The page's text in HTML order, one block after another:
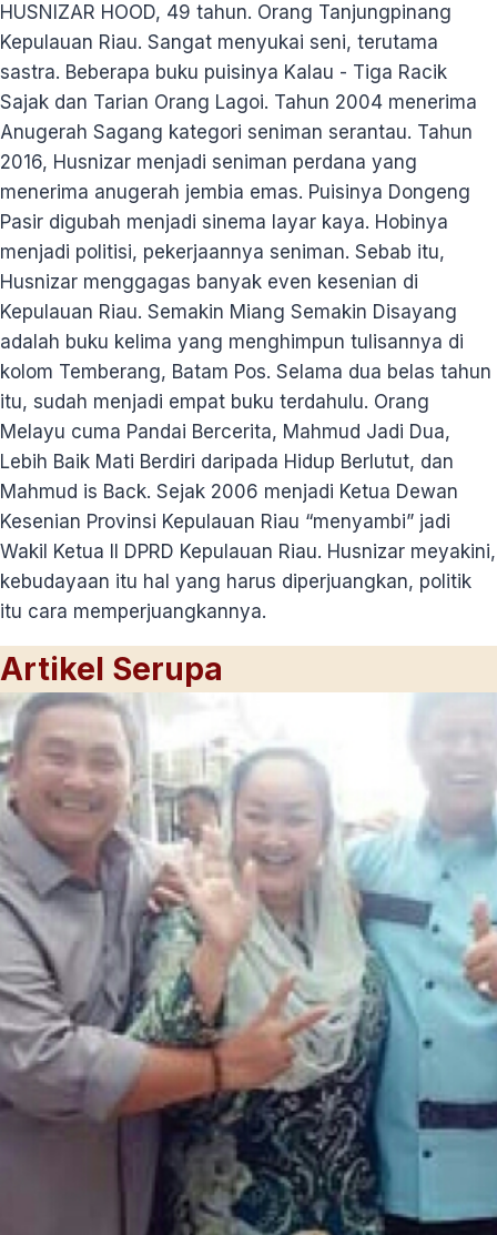
HUSNIZAR HOOD, 49 tahun. Orang Tanjungpinang
Kepulauan Riau. Sangat menyukai seni, terutama
sastra. Beberapa buku puisinya Kalau - Tiga Racik
Sajak dan Tarian Orang Lagoi. Tahun 2004 menerima
Anugerah Sagang kategori seniman serantau. Tahun
2016, Husnizar menjadi seniman perdana yang
menerima anugerah jembia emas. Puisinya Dongeng
Pasir digubah menjadi sinema layar kaya. Hobinya
menjadi politisi, pekerjaannya seniman. Sebab itu,
Husnizar menggagas banyak even kesenian di
Kepulauan Riau. Semakin Miang Semakin Disayang
adalah buku kelima yang menghimpun tulisannya di
kolom Temberang, Batam Pos. Selama dua belas tahun
itu, sudah menjadi empat buku terdahulu. Orang
Melayu cuma Pandai Bercerita, Mahmud Jadi Dua,
Lebih Baik Mati Berdiri daripada Hidup Berlutut, dan
Mahmud is Back. Sejak 2006 menjadi Ketua Dewan
Kesenian Provinsi Kepulauan Riau “menyambi” jadi
Wakil Ketua II DPRD Kepulauan Riau. Husnizar meyakini,
kebudayaan itu hal yang harus diperjuangkan, politik
itu cara memperjuangkannya.
Artikel Serupa